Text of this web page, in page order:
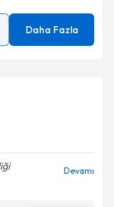
Daha Fazla
Devamı